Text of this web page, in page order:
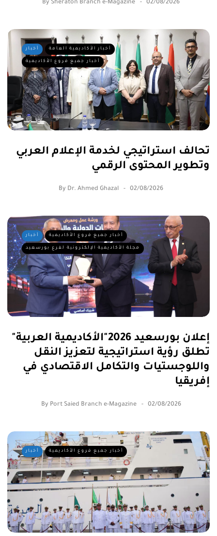
By Sheraton Branch e-Magazine 02/08/2026
أخبار أخبار الأكاديمية العامة
أخبار جميع فروع الأكاديمية
تحالف استراتيجي لخدمة الإعلام العربي
وتطوير المحتوى الرقمي
By Dr. Ahmed Ghazal 02/08/2026
أخبار أخبار جميع فروع الأكاديمية
مجلة الأكاديمية الإلكترونية لفرع بورسعيد
إعلان بورسعيد 2026"الأكاديمية العربية"
تطلق رؤية استراتيجية لتعزيز النقل
واللوجستيات والتكامل الاقتصادي في
إفريقيا
By Port Saied Branch e-Magazine 02/08/2026
أخبار أخبار جميع فروع الأكاديمية